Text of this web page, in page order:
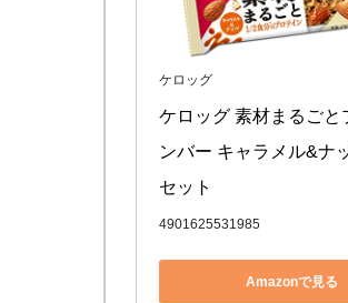
ケロッグ
ケロッグ 素材まるごと
ンバー キャラメル&ナ
セット
4901625531985
Amazonで見る